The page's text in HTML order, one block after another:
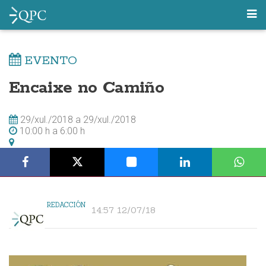
EVENTO
Encaixe no Camiño
29/xul./2018 a 29/xul./2018
10:00 h a 6:00 h
REDACCIÓN 14:57 12/07/18